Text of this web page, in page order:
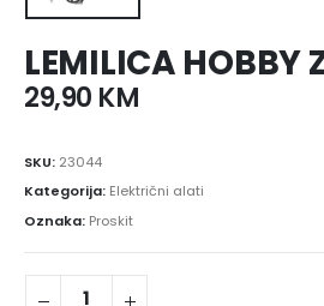
LEMILICA HOBBY
29,90 KM
SKU: 23044
Kategorija: Električni alati
Oznaka: Proskit